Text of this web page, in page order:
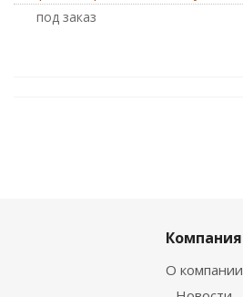
Под заказ
Компания
О компании